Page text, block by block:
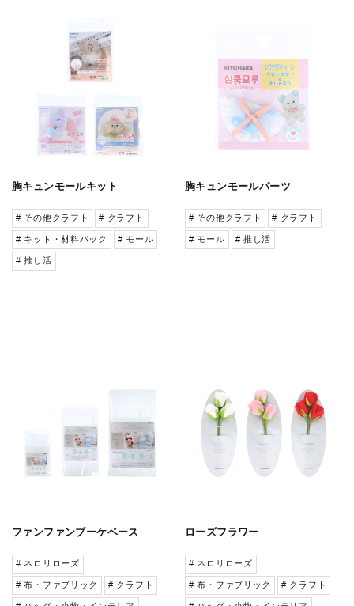
胸キュンモールキット
# その他クラフト # クラフト
# キット・材料パック # モール
# 推し活
胸キュンモールパーツ
# その他クラフト # クラフト
# モール # 推し活
ファンファンブーケベース
# ネロリローズ
# 布・ファブリック # クラフト
ローズフラワー
# ネロリローズ
# 布・ファブリック # クラフト